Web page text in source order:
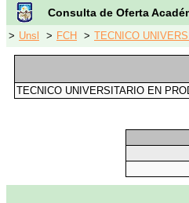
Consulta de Oferta
> Unsl > FCH > TECNICO
TECNICO UNIVERSITARIO EN